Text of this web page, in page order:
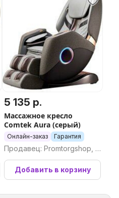
5 135 р.
Массажное кресло
Comtek Aura (серый)
Онлайн-заказ Гарантия
Продавец: Promtorgshop, П
ромторгшоп
Добавить в корзину